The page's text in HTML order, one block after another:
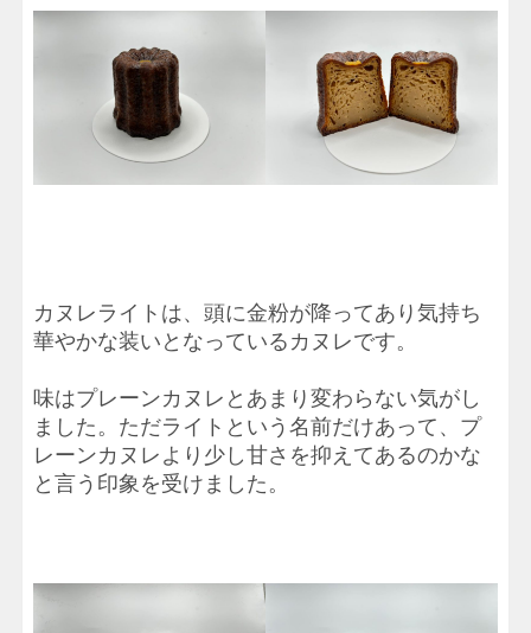
カヌレライトは、頭に金粉が降ってあり気持ち
華やかな装いとなっているカヌレです。
味はプレーンカヌレとあまり変わらない気がし
ました。ただライトという名前だけあって、プ
レーンカヌレより少し甘さを抑えてあるのかな
と言う印象を受けました。